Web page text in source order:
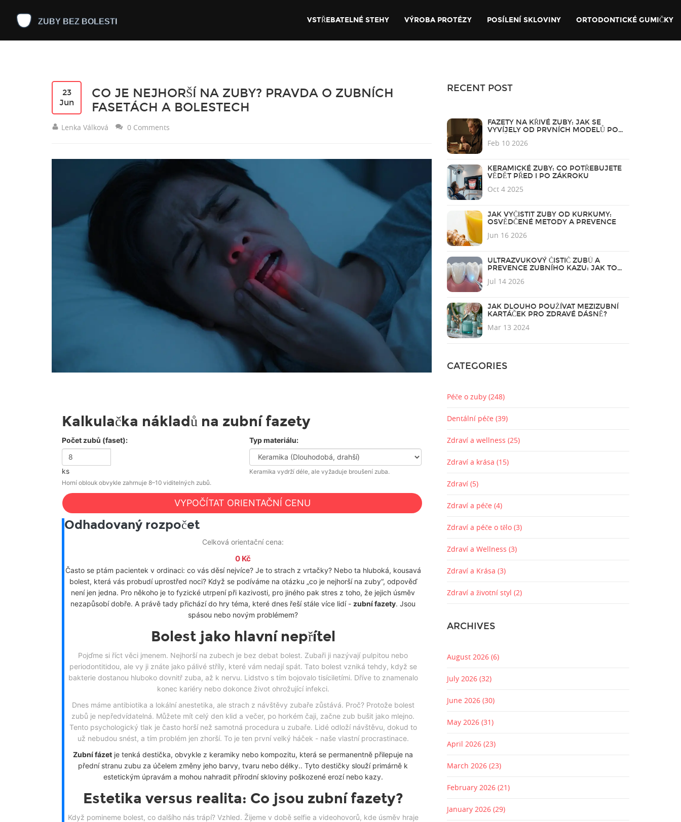
VSTŘEBATELNÉ STEHY VÝROBA PROTÉZY POSÍLENÍ SKLOVINY ORTODONTICKÉ GUMIČKY
23
Jun
CO JE NEJHORŠÍ NA ZUBY? PRAVDA O ZUBNÍCH
FASETÁCH A BOLESTECH
Lenka Válková 0 Comments
Kalkulačka nákladů na zubní fazety
Počet zubů (faset):
ks
Horní oblouk obvykle zahrnuje 8–10 viditelných zubů.
Typ materiálu:
Keramika vydrží déle, ale vyžaduje broušení zuba.
VYPOČÍTAT ORIENTAČNÍ CENU
Odhadovaný rozpočet
Celková orientační cena:
0 Kč
Často se ptám pacientek v ordinaci: co vás děsí nejvíce? Je to strach z vrtačky? Nebo ta hluboká, kousavá
bolest, která vás probudí uprostřed noci? Když se podíváme na otázku „co je nejhorší na zuby“, odpověď
není jen jedna. Pro někoho je to fyzické utrpení při kazivosti, pro jiného pak stres z toho, že jejich úsměv
nezapůsobí dobře. A právě tady přichází do hry téma, které dnes řeší stále více lidí - zubní fazety. Jsou
spásou nebo novým problémem?
Bolest jako hlavní nepřítel
Pojďme si říct věci jmenem. Nejhorší na zubech je bez debat bolest. Zubaři ji nazývají pulpitou nebo
periodontitidou, ale vy ji znáte jako pálivé stříly, které vám nedají spát. Tato bolest vzniká tehdy, když se
bakterie dostanou hluboko dovnitř zuba, až k nervu. Lidstvo s tím bojovalo tisíciletími. Dříve to znamenalo
konec kariéry nebo dokonce život ohrožující infekci.
Dnes máme antibiotika a lokální anestetika, ale strach z návštěvy zubaře zůstává. Proč? Protože bolest
zubů je nepředvídatelná. Můžete mít celý den klid a večer, po horkém čaji, začne zub bušit jako mlejno.
Tento psychologický tlak je často horší než samotná procedura u zubaře. Lidé odloží návštěvu, dokud to
už nebudou snést, a tím problém jen zhorší. To je ten první velký háček - naše vlastní procrastinace.
Zubní fázet je tenká destička, obvykle z keramiky nebo kompozitu, která se permanentně přilepuje na
přední stranu zubu za účelem změny jeho barvy, tvaru nebo délky.. Tyto destičky slouží primárně k
estetickým úpravám a mohou nahradit přírodní skloviny poškozené erozí nebo kazy.
Estetika versus realita: Co jsou zubní fazety?
Když pomineme bolest, co dalšího nás trápí? Vzhled. Žijeme v době selfie a videohovorů, kde úsměv hraje
RECENT POST
FAZETY NA KŘIVÉ ZUBY: JAK SE
VYVÍJELY OD PRVNÍCH MODELŮ PO
Feb 10 2026
KERAMICKÉ ZUBY: CO POTŘEBUJETE
VĚDĚT PŘED I PO ZÁKROKU
Oct 4 2025
JAK VYČISTIT ZUBY OD KURKUMY:
OSVĚDČENÉ METODY A PREVENCE
Jun 16 2026
ULTRAZVUKOVÝ ČISTIČ ZUBŮ A
PREVENCE ZUBNÍHO KAZU: JAK TO
Jul 14 2026
JAK DLOUHO POUŽÍVAT MEZIZUBNÍ
KARTÁČEK PRO ZDRAVÉ DÁSNĚ?
Mar 13 2024
CATEGORIES
Péče o zuby (248)
Dentální péče (39)
Zdraví a wellness (25)
Zdraví a krása (15)
Zdraví (5)
Zdraví a péče (4)
Zdraví a péče o tělo (3)
Zdraví a Wellness (3)
Zdraví a Krása (3)
Zdraví a životní styl (2)
ARCHIVES
August 2026 (6)
July 2026 (32)
June 2026 (30)
May 2026 (31)
April 2026 (23)
March 2026 (23)
February 2026 (21)
January 2026 (29)